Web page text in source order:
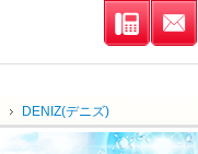
連絡先
DENIZ(デニズ)